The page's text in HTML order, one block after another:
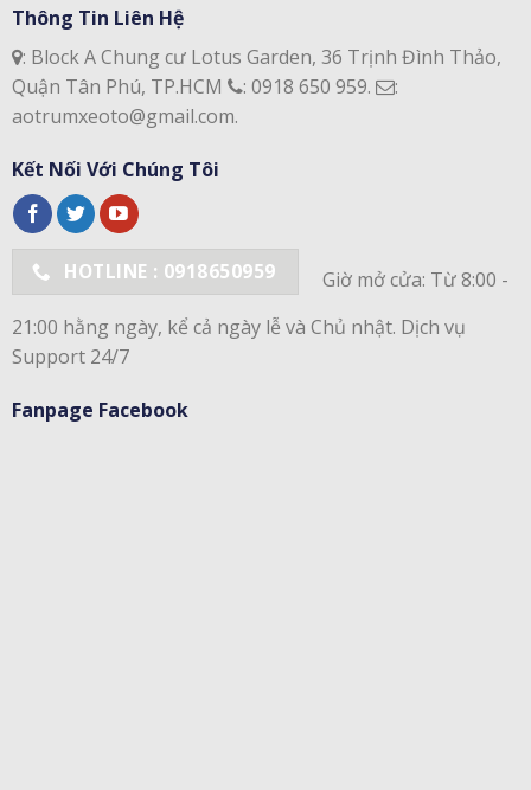
Thông Tin Liên Hệ
: Block A Chung cư Lotus Garden, 36 Trịnh Đình Thảo,
Quận Tân Phú, TP.HCM
: 0918 650 959.
:
aotrumxeoto@gmail.com.
Kết Nối Với Chúng Tôi
HOTLINE : 0918650959
Giờ mở cửa: Từ 8:00 -
21:00 hằng ngày, kể cả ngày lễ và Chủ nhật. Dịch vụ
Support 24/7
Fanpage Facebook